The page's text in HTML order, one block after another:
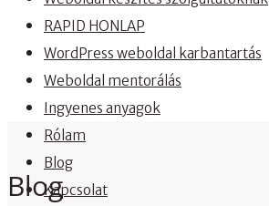
RAPID HONLAP
WordPress weboldal karbantartás
Weboldal mentorálás
Ingyenes anyagok
Rólam
Blog
Kapcsolat
Blog